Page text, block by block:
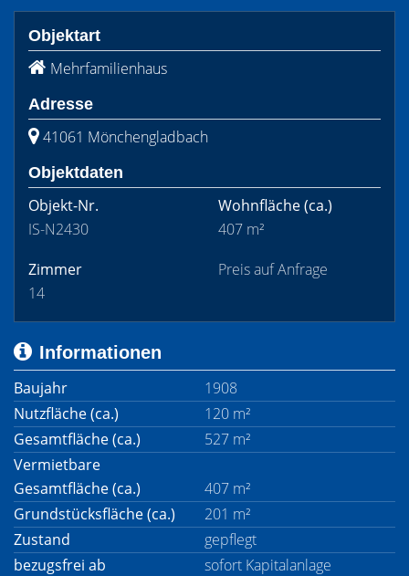
Objektart
Mehrfamilienhaus
Adresse
41061 Mönchengladbach
Objektdaten
Objekt-Nr.
IS-N2430
Wohnfläche(ca.)
407 m²
Zimmer
14
Preis auf Anfrage
Informationen
Baujahr
1908
Nutzfläche (ca.)
120 m²
Gesamtfläche (ca.)
527 m²
Vermietbare
Gesamtfläche (ca.)
407 m²
Grundstücksfläche (ca.)
201 m²
Zustand
gepflegt
bezugsfrei ab
sofort Kapitalanlage